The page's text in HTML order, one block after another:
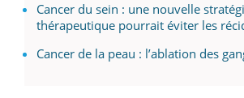
Cancer du sein : une nouvelle
thérapeutique pourrait éviter les
Cancer de la peau : l’ablation des